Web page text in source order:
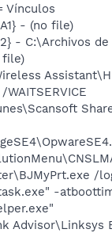
Vínculos
- (no file)
- C:\Archivos
file)
/
-
Advisor\Linksys